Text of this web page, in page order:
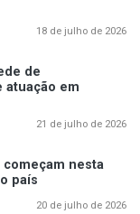
18 de julho de 2026
de
atuação em
21 de julho de 2026
nesta
país
20 de julho de 2026